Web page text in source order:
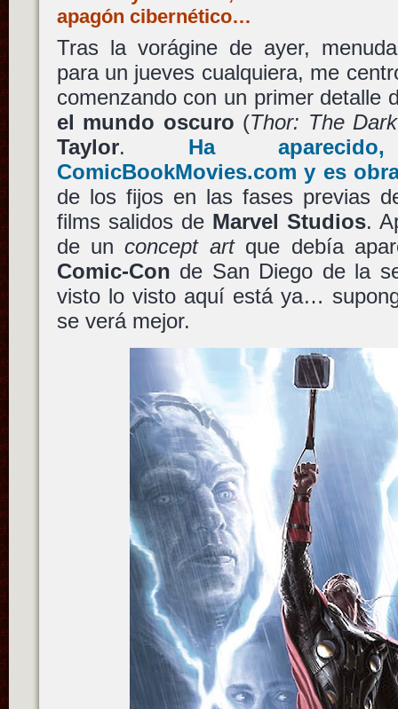
apagón cibernético…
Tras la vorágine de ayer,
para un jueves cualquiera, me
comenzando con un primer detalle
el mundo oscuro (Thor: The
Taylor. Ha
ComicBookMovies.com y es
de los fijos en las fases previas
films salidos de Marvel Studios.
de unconcept artque debía
Comic-Con de San Diego de la
visto lo visto aquí está ya…
se verá mejor.